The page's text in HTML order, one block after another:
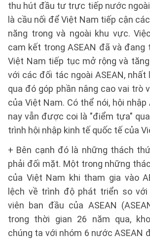
thu hút đầu tư trực tiếp nước
là cầu nối để Việt Nam tiếp cận
năng trong và ngoài khu vực.
cam kết trong ASEAN đã và đang
Việt Nam tiếp tục mở rộng và
với các đối tác ngoài ASEAN,
qua đó góp phần nâng cao vai trò
của Việt Nam. Có thể nói, hội nhập
nay vẫn được coi là "điểm tựa"
trình hội nhập kinh tế quốc tế của
+ Bên cạnh đó là những thách
phải đối mặt. Một trong những
của Việt Nam khi tham gia vào
lệch về trình độ phát triển so
viên ban đầu của ASEAN
trong thời gian 26 năm qua,
chúng ta với nhóm 6 nước ASEAN